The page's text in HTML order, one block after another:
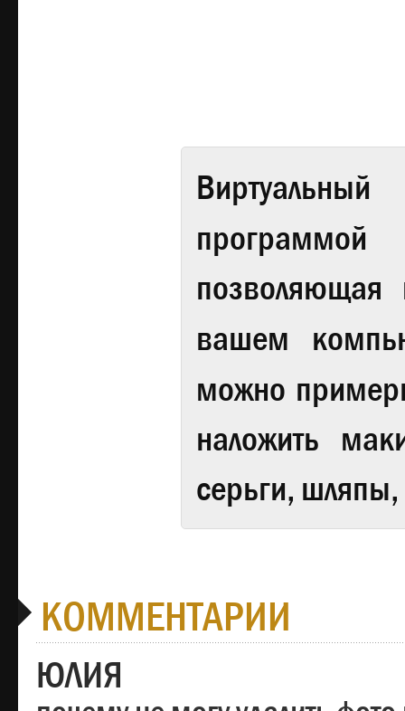
Виртуальный
вашем
можно
наложить
серьги,
КОММЕНТАРИИ
ЮЛИЯ